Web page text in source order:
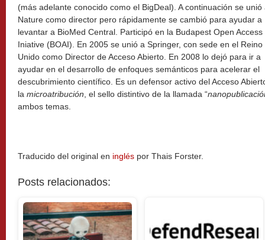
(más adelante conocido como el BigDeal). A continuación se unió
Nature como director pero rápidamente se cambió para ayudar a
levantar a BioMed Central. Participó en la Budapest Open Access
Iniative (BOAI). En 2005 se unió a Springer, con sede en el Reino
Unido como Director de Acceso Abierto. En 2008 lo dejó para ir a
ayudar en el desarrollo de enfoques semánticos para acelerar el
descubrimiento científico. Es un defensor activo del Acceso
la microatribución , el sello distintivo de la llamada “
ambos temas.
Traducido del original en inglés por Thais Forster.
Posts relacionados: